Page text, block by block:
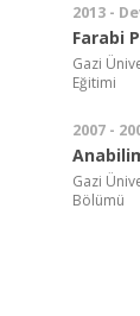
2013 -
Farabi
Gazi
Eğitimi
2007 -
Gazi
Bölümü